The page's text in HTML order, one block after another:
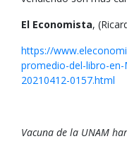
El Economista,
https://
promedio-del-libro-
20210412-0157.html
Vacuna de la UNAM